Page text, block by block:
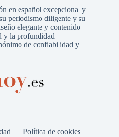
en español excepcional y
periodismo diligente y su
elegante y contenido
y la profundidad
de confiabilidad y
Política de cookies